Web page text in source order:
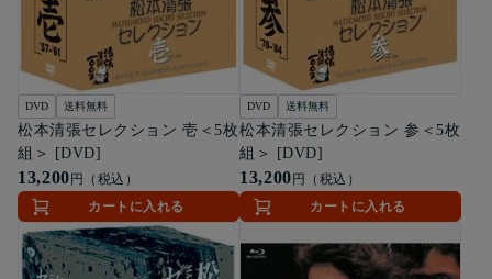
DVD 送料無料
松本清張セレクション 壱＜5枚
組＞ [DVD]
13,200 円（税込）
カートに入れる
DVD 送料無料
松本清張セレクション 参＜5枚
組＞ [DVD]
13,200 円（税込）
カートに入れる